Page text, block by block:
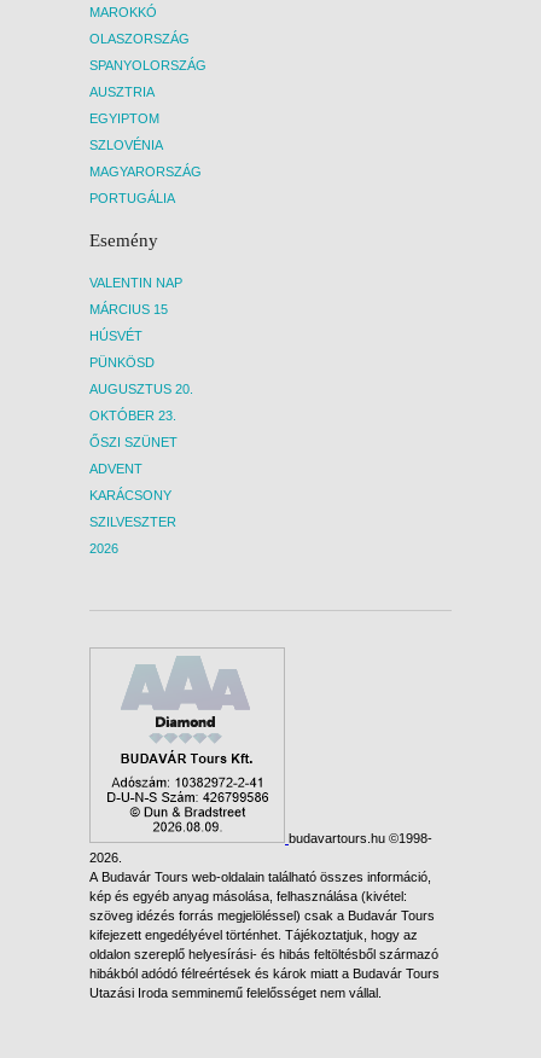
MAROKKÓ
OLASZORSZÁG
SPANYOLORSZÁG
AUSZTRIA
EGYIPTOM
SZLOVÉNIA
MAGYARORSZÁG
PORTUGÁLIA
Esemény
VALENTIN NAP
MÁRCIUS 15
HÚSVÉT
PÜNKÖSD
AUGUSZTUS 20.
OKTÓBER 23.
ŐSZI SZÜNET
ADVENT
KARÁCSONY
SZILVESZTER
2026
budavartours.hu ©1998-
2026.
A Budavár Tours web-oldalain található összes információ,
kép és egyéb anyag másolása, felhasználása (kivétel:
szöveg idézés forrás megjelöléssel) csak a Budavár Tours
kifejezett engedélyével történhet. Tájékoztatjuk, hogy az
oldalon szereplő helyesírási- és hibás feltöltésből származó
hibákból adódó félreértések és károk miatt a Budavár Tours
Utazási Iroda semminemű felelősséget nem vállal.